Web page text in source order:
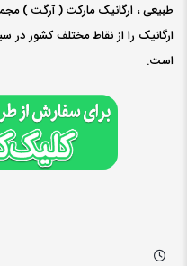
طبیعی ، ارگانیک مارکت ( ٱرگت )
ارگانیک را از نقاط مختلف کشور
است.